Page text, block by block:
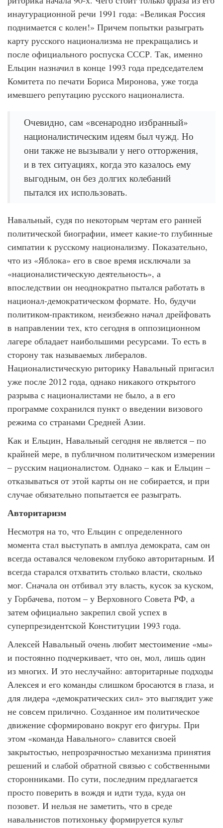
инаугурационной речи 1991 года: «Великая Россия
поднимается с колен!» Причем попытки разыграть
карту русского национализма не прекращались и
после официального роспуска СССР. Так, именно
Ельцин назначил в конце 1993 года председателем
Комитета по печати Бориса Миронова, уже тогда
имевшего репутацию русского националиста.
Очевидно, сам «всенародно избранный»
националистическим идеям был чужд. Но
они также не вызывали у него отторжения,
и в тех ситуациях, когда это казалось ему
выгодным, он без долгих колебаний
пытался их использовать.
Навальный, судя по некоторым чертам его ранней
политической биографии, имеет какие-то глубинные
симпатии к русскому национализму. Показательно,
что из «Яблока» его в свое время исключали за
«националистическую деятельность», а
впоследствии он неоднократно пытался работать в
национал-демократическом формате. Но, будучи
политиком-практиком, неизбежно начал дрейфовать
в направлении тех, кто сегодня в оппозиционном
лагере обладает наибольшими ресурсами. То есть в
сторону так называемых либералов.
Националистическую риторику Навальный пригасил
уже после 2012 года, однако никакого открытого
разрыва с националистами не было, а в его
программе сохранился пункт о введении визового
режима со странами Средней Азии.
Как и Ельцин, Навальный сегодня не является – по
крайней мере, в публичном политическом измерении
– русским националистом. Однако – как и Ельцин –
отказываться от этой карты он не собирается, и при
случае обязательно попытается ее разыграть.
Авторитаризм
Несмотря на то, что Ельцин с определенного
момента стал выступать в амплуа демократа, сам он
всегда оставался человеком глубоко авторитарным. И
всегда старался отхватить столько власти, сколько
мог. Сначала он отбивал эту власть, кусок за куском,
у Горбачева, потом – у Верховного Совета РФ, а
затем официально закрепил свой успех в
суперпрезидентской Конституции 1993 года.
Алексей Навальный очень любит местоимение «мы»
и постоянно подчеркивает, что он, мол, лишь один
из многих. И это неслучайно: авторитарные подходы
Алексея и его команды слишком бросаются в глаза, и
для лидера «демократических сил» это выглядит уже
не совсем прилично. Созданное им политическое
движение сформировано вокруг его фигуры. При
этом «команда Навального» славится своей
закрытостью, непрозрачностью механизма принятия
решений и слабой обратной связью с собственными
сторонниками. По сути, последним предлагается
просто поверить в вождя и идти туда, куда он
позовет. И нельзя не заметить, что в среде
навальнистов потихоньку формируется культ